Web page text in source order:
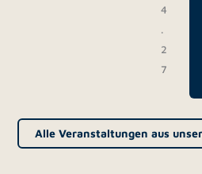
4
.
2
7
Alle Veranstaltungen aus